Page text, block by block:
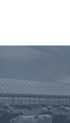
างวันที่ 14-20 กุมภาพั